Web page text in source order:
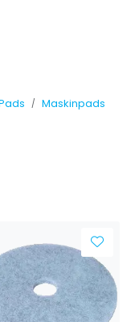
Maskinpads